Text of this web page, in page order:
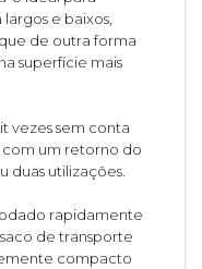
e baixos,
de outra forma
superfície mais
vezes sem conta
com um retorno do
duas utilizações.
rapidamente
de transporte
compacto